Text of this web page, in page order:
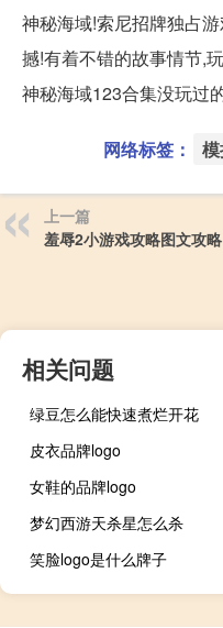
神秘海域!索尼招牌独占
撼!有着不错的故事情节,
神秘海域123合集没玩过
网络标签：
上一篇
羞辱2小游戏攻略图文攻略
相关问题
绿豆怎么能快速煮烂开花
皮衣品牌logo
女鞋的品牌logo
梦幻西游天杀星怎么杀
笑脸logo是什么牌子